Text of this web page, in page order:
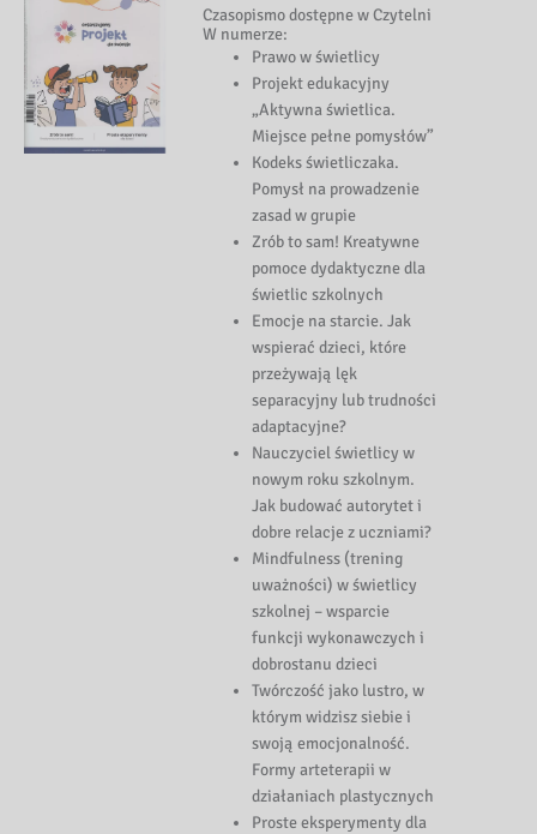
Czasopismo dostępne w Czytelni
W numerze:
Prawo wświetlicy
Projekt edukacyjny
„Aktywnaświetlica.
Miejsce pełne pomysłów”
Kodeksświetliczaka.
Pomysł na prowadzenie
zasad w grupie
Zrób to sam! Kreatywne
pomoce dydaktyczne dla
świetlic szkolnych
Emocje na starcie. Jak
wspierać dzieci, które
przeżywają lęk
separacyjny lub trudności
adaptacyjne?
Nauczycielświetlicy w
nowym roku szkolnym.
Jak budować autorytet i
dobre relacje z uczniami?
Mindfulness (trening
uważności) w świetlicy
szkolnej – wsparcie
funkcji wykonawczych i
dobrostanu dzieci
Twórczość jako lustro, w
którym widzisz siebie i
swoją emocjonalność.
Formy arteterapii w
działaniach plastycznych
Proste eksperymenty dla